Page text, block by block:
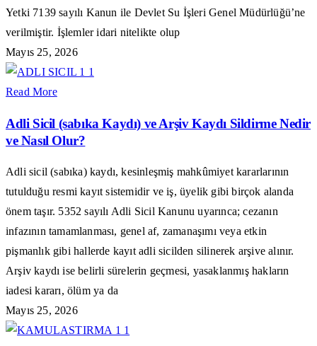
Yetki 7139 sayılı Kanun ile Devlet Su İşleri Genel Müdürlüğü’ne
verilmiştir. İşlemler idari nitelikte olup
Mayıs 25, 2026
Read More
Adli Sicil (sabıka Kaydı) ve Arşiv Kaydı Sildirme Nedir
ve Nasıl Olur?
Adli sicil (sabıka) kaydı, kesinleşmiş mahkûmiyet kararlarının
tutulduğu resmi kayıt sistemidir ve iş, üyelik gibi birçok alanda
önem taşır. 5352 sayılı Adli Sicil Kanunu uyarınca; cezanın
infazının tamamlanması, genel af, zamanaşımı veya etkin
pişmanlık gibi hallerde kayıt adli sicilden silinerek arşive alınır.
Arşiv kaydı ise belirli sürelerin geçmesi, yasaklanmış hakların
iadesi kararı, ölüm ya da
Mayıs 25, 2026